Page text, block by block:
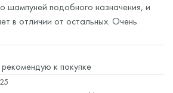
НАТРИЯ,
ПИРОКТОН ОЛАМИН,
ЛАУРОИЛ НАТРИЯ, ХЛОРИД
ГЛИКОЛЯ,
БУТИЛЕНГЛИКОЛЬ,
шампуней подобного назначения, и
в отличии от остальных. Очень
экономичный. Результат появился
к покупке